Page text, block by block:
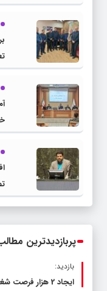
پربازدیدترین
بازدید:
ایجاد 2 هزار فرصت شغلی برای مددجویان طی ۵ سال گذشته